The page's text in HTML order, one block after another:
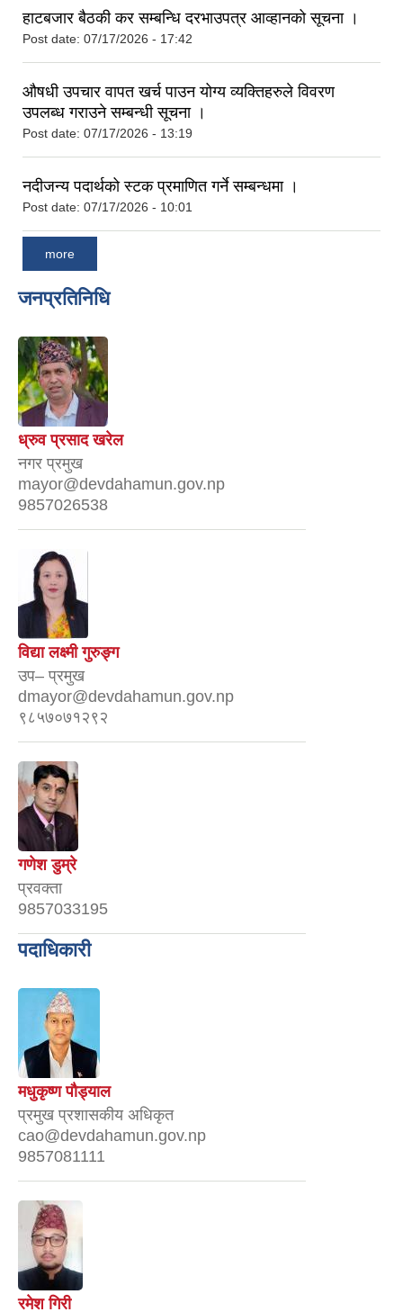
हाटबजार बैठकी कर सम्बन्धि दरभाउपत्र आव्हानको सूचना ।
Post date: 07/17/2026 - 17:42
औषधी उपचार वापत खर्च पाउन योग्य व्यक्तिहरुले विवरण
उपलब्ध गराउने सम्बन्धी सूचना ।
Post date: 07/17/2026 - 13:19
नदीजन्य पदार्थको स्टक प्रमाणित गर्ने सम्बन्धमा ।
Post date: 07/17/2026 - 10:01
more
जनप्रतिनिधि
ध्रुव प्रसाद खरेल
नगर प्रमुख
mayor@devdahamun.gov.np
9857026538
विद्या लक्ष्मी गुरुङ्ग
उप– प्रमुख
dmayor@devdahamun.gov.np
९८५७०७१२९२
गणेश डुम्रे
प्रवक्ता
9857033195
पदाधिकारी
मधुकृष्ण पौड्याल
प्रमुख प्रशासकीय अधिकृत
cao@devdahamun.gov.np
9857081111
रमेश गिरी